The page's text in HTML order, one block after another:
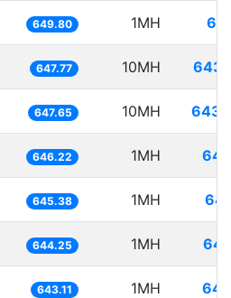
649.80 1MH
647.77 10MH
647.65 10MH
646.22 1MH
645.38 1MH
644.25 1MH
643.11 1MH